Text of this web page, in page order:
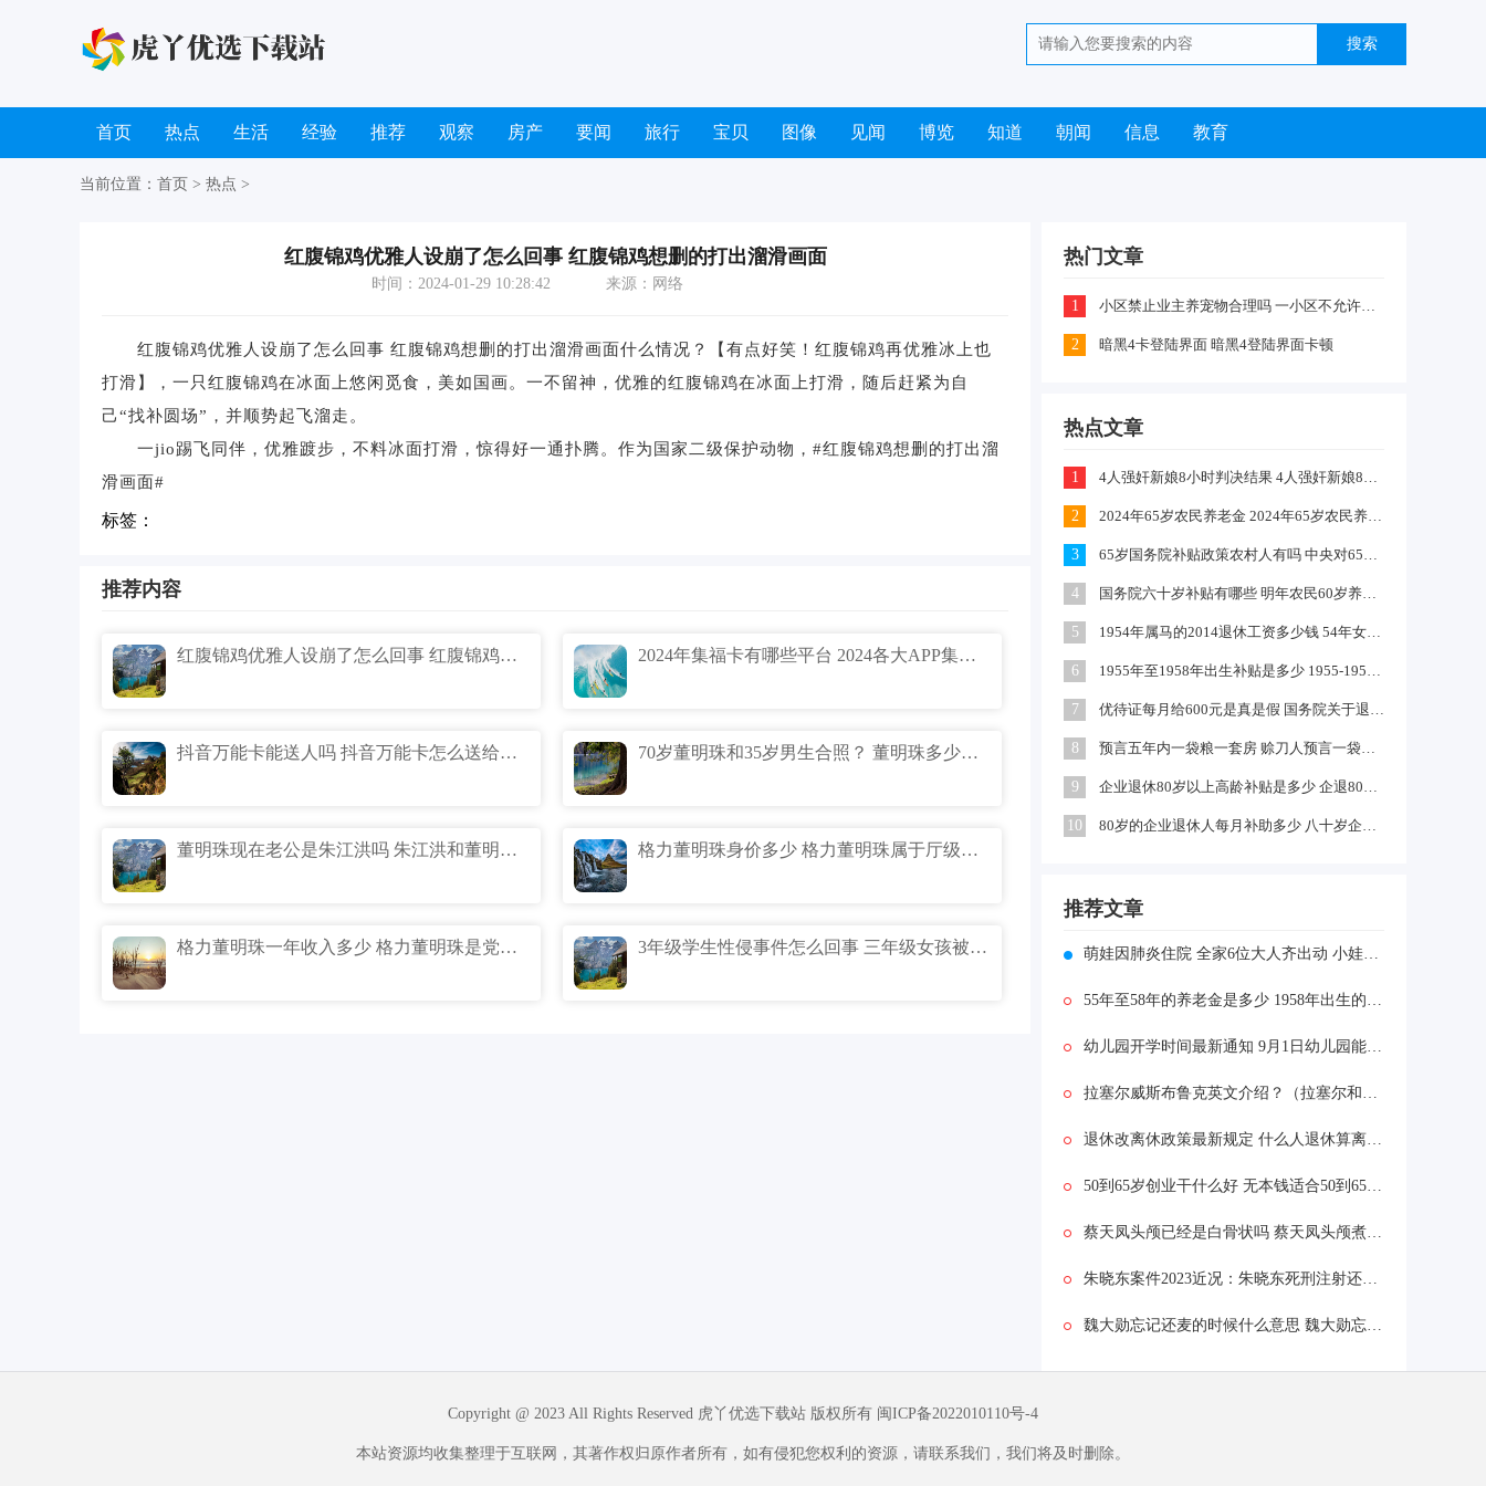
首页 热点 生活 经验 推荐 观察 房产 要闻 旅行 宝贝 图像 见闻 博览 知道 朝闻 信息 教育
当前位置： 首页 > 热点 >
红腹锦鸡优雅人设崩了怎么回事 红腹锦鸡想删的打出溜滑画面
时间：2024-01-29 10:28:42 来源：网络
红腹锦鸡优雅人设崩了怎么回事 红腹锦鸡想删的打出溜滑画面什么情况？【有点好笑！红腹锦鸡再优雅冰上也
打滑】，一只红腹锦鸡在冰面上悠闲觅食，美如国画。一不留神，优雅的红腹锦鸡在冰面上打滑，随后赶紧为自
己“找补圆场”，并顺势起飞溜走。
一jio踢飞同伴，优雅踱步，不料冰面打滑，惊得好一通扑腾。作为国家二级保护动物，#红腹锦鸡想删的打出溜
滑画面#
标签：
推荐内容
红腹锦鸡优雅人设崩了怎么回事 红腹锦鸡想删的打出溜滑画面 2024年集福卡有哪些平台 2024各大APP集卡活动汇总
抖音万能卡能送人吗 抖音万能卡怎么送给别人 70岁董明珠和35岁男生合照？ 董明珠多少岁了还不退休
董明珠现在老公是朱江洪吗 朱江洪和董明珠是什么关系 格力董明珠身价多少 格力董明珠属于厅级干部吗
格力董明珠一年收入多少 格力董明珠是党员吗 3年级学生性侵事件怎么回事 三年级女孩被性侵事件什么情况始末
热门文章
1 小区禁止业主养宠物合理吗 一小区不允许业主喂养猫咪和狗狗是怎么回事
2 暗黑4卡登陆界面 暗黑4登陆界面卡顿
热点文章
1 4人强奸新娘8小时判决结果 4人强奸新娘8小时案件嫌疑犯判刑什么情况
2 2024年65岁农民养老金 2024年65岁农民养老金上涨多少
3 65岁国务院补贴政策农村人有吗 中央对65岁以上老人有补贴吗
4 国务院六十岁补贴有哪些 明年农民60岁养老金每月领多少钱
5 1954年属马的2014退休工资多少钱 54年女马出生农村每年养老金多少
6 1955年至1958年出生补贴是多少 1955-1958年出生补贴在哪领
7 优待证每月给600元是真是假 国务院关于退伍军人每月补助文件
8 预言五年内一袋粮一套房 赊刀人预言一袋面换五栋楼真的吗
9 企业退休80岁以上高龄补贴是多少 企退80岁以上有100元补贴吗
10 80岁的企业退休人每月补助多少 八十岁企退人员补发工资吗
推荐文章
萌娃因肺炎住院 全家6位大人齐出动 小娃肺炎是不是要住院
55年至58年的养老金是多少 1958年出生的人能享受高龄补贴吗
幼儿园开学时间最新通知 9月1日幼儿园能开学吗？
拉塞尔威斯布鲁克英文介绍？（拉塞尔和湖人签约了几年？）
退休改离休政策最新规定 什么人退休算离休？
50到65岁创业干什么好 无本钱适合50到65岁的人创业具体有哪些？
蔡天凤头颅已经是白骨状吗 蔡天凤头颅煮熟吃了吗
朱晓东案件2023近况：朱晓东死刑注射还是枪决 上海冰柜杀妻案执行死刑了吗什么时候
魏大勋忘记还麦的时候什么意思 魏大勋忘记还麦的时候什么情况
Copyright @ 2023 All Rights Reserved 虎丫优选下载站 版权所有 闽ICP备2022010110号-4
本站资源均收集整理于互联网，其著作权归原作者所有，如有侵犯您权利的资源，请联系我们，我们将及时删除。